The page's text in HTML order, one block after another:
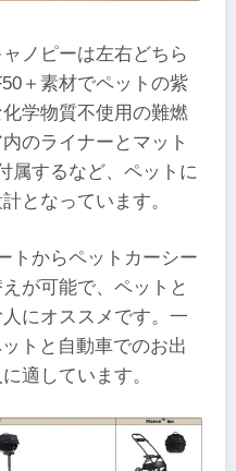
ノピーは左右どちら
＋素材でペットの紫
学物質不使用の難燃
のライナーとマット
属するなど、ペットに
となっています。
トからペットカーシー
が可能で、ペットと
にオススメです。一
トと自動車でのお出
適しています。